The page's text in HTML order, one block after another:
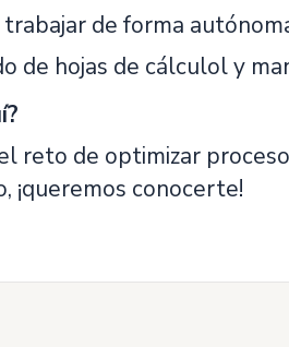
trabajar de forma
de hojas de cálculol y
reto de optimizar
¡queremos conocerte!